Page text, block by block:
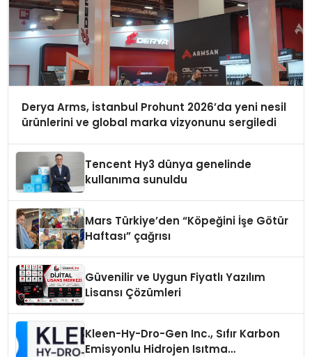
Derya Arms, İstanbul Prohunt 2026’da yeni nesil
ürünlerini ve global marka vizyonunu sergiledi
Tencent Hy3 dünya genelinde
kullanıma sunuldu
Mars Türkiye’den “Köpeğini İşe Götür
Haftası” çağrısı
Güvenilir ve Uygun Fiyatlı Yazılım
Lisansı Çözümleri
Kleen-Hy-Dro-Gen Inc., Sıfır Karbon
Emisyonlu Hidrojen Isıtma